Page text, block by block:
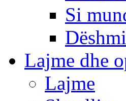
Si
Dëshmi
Lajme dhe
Lajme